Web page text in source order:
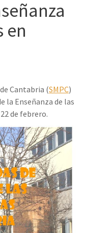
en
Cantabria (SMPC)
la Enseñanza de las
de febrero.